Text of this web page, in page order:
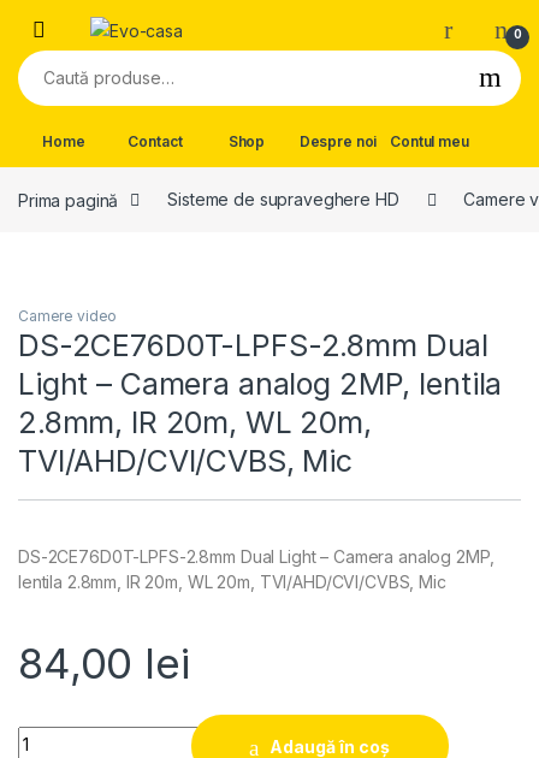
Skip to navigation
Skip to content
0
Caută după:
Home Contact Shop Despre noi Contul meu
Prima pagină Sisteme de supraveghere HD Camere
Camere video
DS-2CE76D0T-LPFS-2.8mm Dual
Light – Camera analog 2MP, lentila
2.8mm, IR 20m, WL 20m,
TVI/AHD/CVI/CVBS, Mic
DS-2CE76D0T-LPFS-2.8mm Dual Light – Camera analog 2MP,
lentila 2.8mm, IR 20m, WL 20m, TVI/AHD/CVI/CVBS, Mic
84,00 lei
Quantity
Adaugă în coș